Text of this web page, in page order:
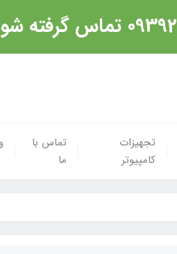
تجهیزات
کامپیوتر
تماس با
ما